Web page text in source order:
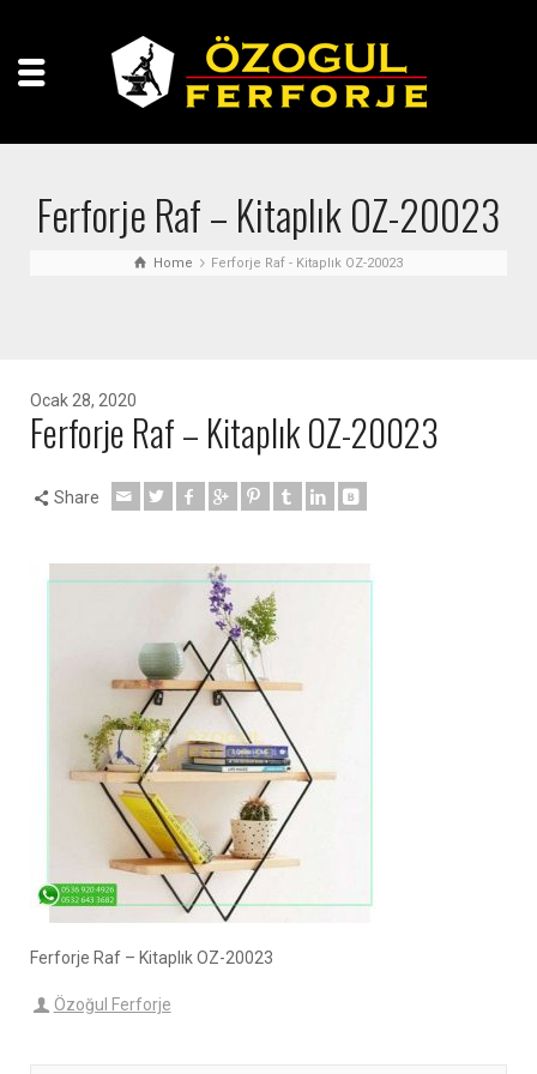
Ferforje Raf – Kitaplık OZ-20023
Home Ferforje Raf - Kitaplık OZ-20023
Ocak 28, 2020
Ferforje Raf – Kitaplık OZ-20023
Share
Ferforje Raf – Kitaplık OZ-20023
Özoğul Ferforje